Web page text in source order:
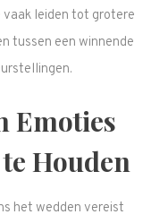
vaak leiden tot grotere
tussen een winnende
Emoties
Houden
het wedden vereist